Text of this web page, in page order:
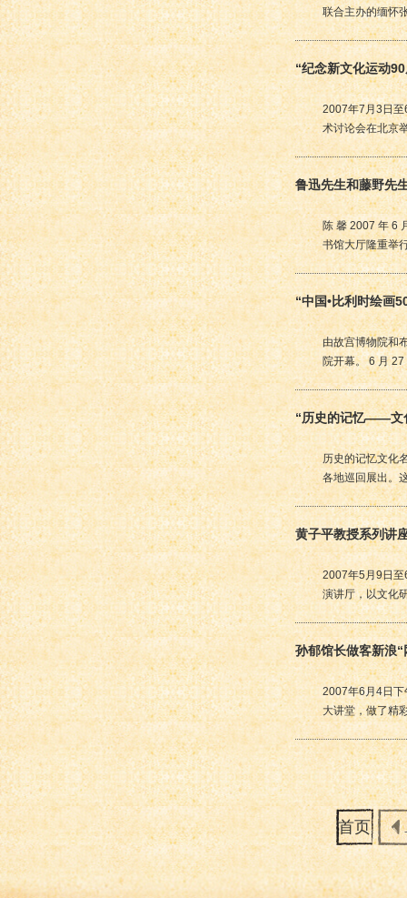
联合主办的缅怀
“纪念新文化运动
2007年7月3日至
术讨论会在北京
鲁迅先生和藤野先
陈 馨 2007 年 6
书馆大厅隆重举
“中国•比利时绘画
由故宫博物院和
院开幕。 6 月
“历史的记忆——文
历史的记忆文化
各地巡回展出。
黄子平教授系列讲
2007年5月9日至
演讲厅，以文化
孙郁馆长做客新浪“
2007年6月4日下
大讲堂，做了精
首页